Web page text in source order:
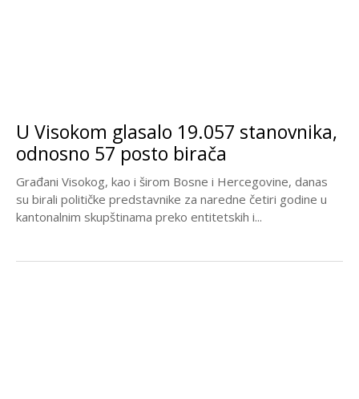
U Visokom glasalo 19.057 stanovnika,
odnosno 57 posto birača
Građani Visokog, kao i širom Bosne i Hercegovine, danas
su birali političke predstavnike za naredne četiri godine u
kantonalnim skupštinama preko entitetskih i...